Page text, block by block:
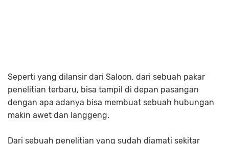
Seperti yang dilansir dari Saloon, dari sebuah pakar
penelitian terbaru, bisa tampil di depan pasangan
dengan apa adanya bisa membuat sebuah hubungan
makin awet dan langgeng.
Dari sebuah penelitian yang sudah diamati sekitar